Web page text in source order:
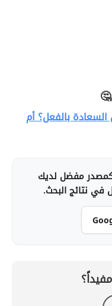
بالفعل؟ أم
مفضل لديك
في نتائج البحث.